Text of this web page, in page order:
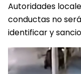
Autoridades
conductas no
identificar y